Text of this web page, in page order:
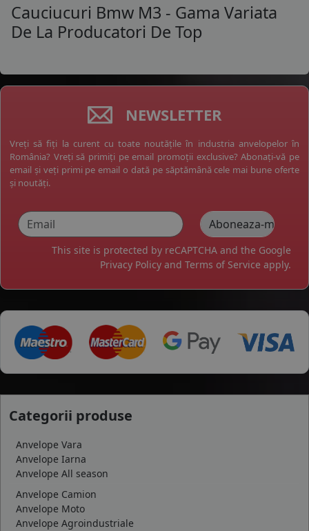
Cauciucuri Bmw M3 - Gama Variata
De La Producatori De Top
NEWSLETTER
Vreți să fiți la curent cu toate noutățile în industria anvelopelor în
România? Vreți să primiți pe email promoții exclusive? Abonați-vă pe
email și veți primi pe email o dată pe săptămână cele mai bune oferte
și noutăți.
This site is protected by reCAPTCHA and the Google
Privacy Policy and Terms of Service apply.
Categorii produse
Anvelope Vara
Anvelope Iarna
Anvelope All season
Anvelope Camion
Anvelope Moto
Anvelope Agroindustriale